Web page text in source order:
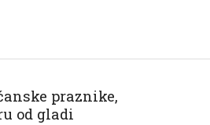
praznike,
od gladi